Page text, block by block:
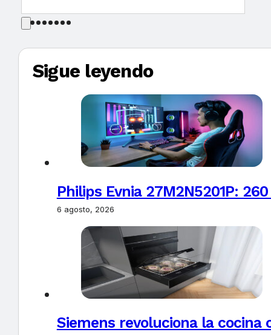
Sigue leyendo
Philips Evnia 27M2N5201P:
6 agosto, 2026
Siemens revoluciona la